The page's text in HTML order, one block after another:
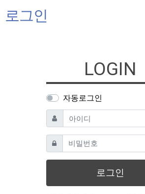
로그인
LOGIN
자동로그인
아이디 필수
비밀번호필수
로그인